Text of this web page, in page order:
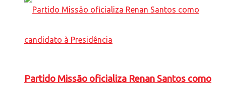
Partido Missão oficializa Renan Santos como